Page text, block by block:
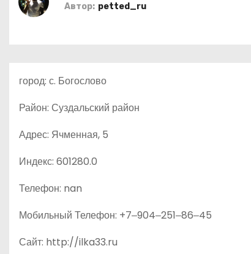
Автор: petted_ru
город: с. Богослово
Район: Суздальский район
Адрес: Ячменная, 5
Индекс: 601280.0
Телефон: nan
Мобильный Телефон: +7‒904‒251‒86‒45
Сайт: http://ilka33.ru